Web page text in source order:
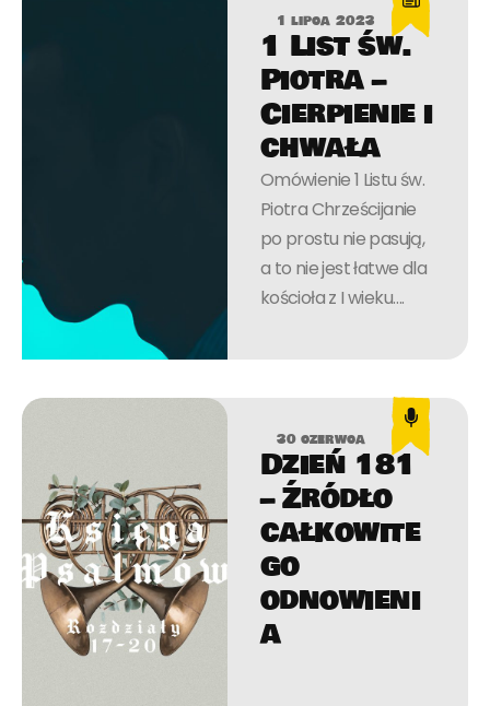
1 lipca 2023
1 List św.
Piotra –
Cierpienie i
chwała
Omówienie 1 Listu św.
Piotra Chrześcijanie
po prostu nie pasują,
a to nie jest łatwe dla
kościoła z I wieku….
30 czerwca
Dzień 181
– Źródło
całkowite
go
odnowieni
a